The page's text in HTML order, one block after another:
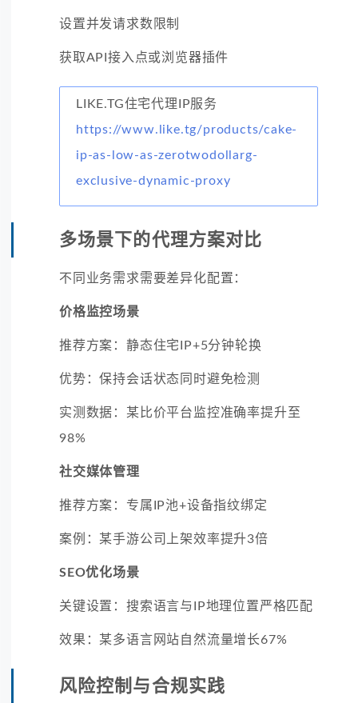
设置并发请求数限制
获取API接入点或浏览器插件
LIKE.TG住宅代理IP服务
https://www.like.tg/products/cake-
ip-as-low-as-zerotwodollarg-
exclusive-dynamic-proxy
多场景下的代理方案对比
不同业务需求需要差异化配置：
价格监控场景
推荐方案：静态住宅IP+5分钟轮换
优势：保持会话状态同时避免检测
实测数据：某比价平台监控准确率提升至
98%
社交媒体管理
推荐方案：专属IP池+设备指纹绑定
案例：某手游公司上架效率提升3倍
SEO优化场景
关键设置：搜索语言与IP地理位置严格匹配
效果：某多语言网站自然流量增长67%
风险控制与合规实践